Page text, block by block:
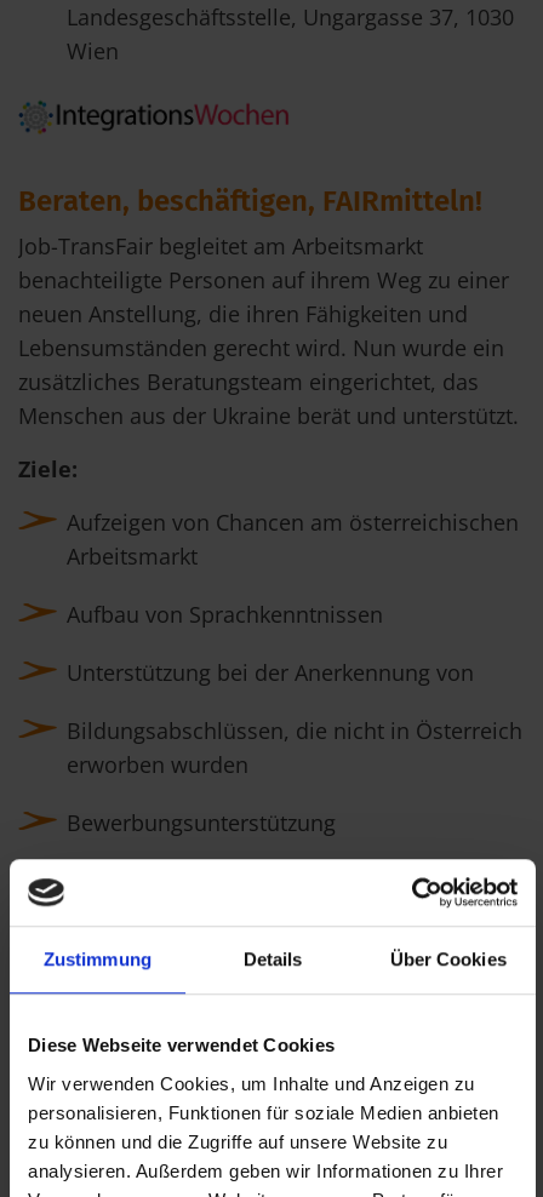
Zustimmung Details Über Cookies
Diese Webseite verwendet Cookies
Wir verwenden Cookies, um Inhalte und Anzeigen zu
personalisieren, Funktionen für soziale Medien anbieten
zu können und die Zugriffe auf unsere Website zu
analysieren. Außerdem geben wir Informationen zu Ihrer
Landesgeschäftsstelle, Ungargasse 37, 1030
Wien
Beraten, beschäftigen, FAIRmitteln!
Job-TransFair begleitet am Arbeitsmarkt
benachteiligte Personen auf ihrem Weg zu einer
neuen Anstellung, die ihren Fähigkeiten und
Lebensumständen gerecht wird. Nun wurde ein
zusätzliches Beratungsteam eingerichtet, das
Menschen aus der Ukraine berät und unterstützt.
Ziele:
Aufzeigen von Chancen am österreichischen
Arbeitsmarkt
Aufbau von Sprachkenntnissen
Unterstützung bei der Anerkennung von
Bildungsabschlüssen, die nicht in Österreich
erworben wurden
Bewerbungsunterstützung
Inhalte:
Welche Bewerbungsstrategie macht Sinn?
Wo finde ich passende, freie Stellen?